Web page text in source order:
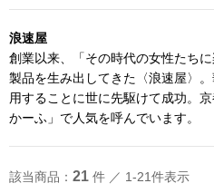
浪速屋
創業以来、「その時代の女性たち
製品を生み出してきた〈浪速屋〉
用することに世に先駆けて成功。
かーふ」で人気を呼んでいます。
該当商品： 21 件 ／ 1-21件表示